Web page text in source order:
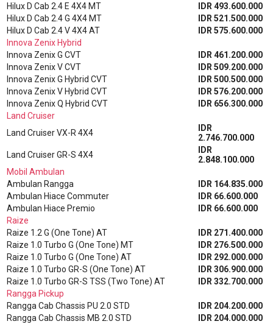
Hilux D Cab 2.4 E 4X4 MT
IDR 493.600.000
Hilux D Cab 2.4 G 4X4 MT
IDR 521.500.000
Hilux D Cab 2.4 V 4X4 AT
IDR 575.600.000
Innova Zenix Hybrid
Innova Zenix G CVT
IDR 461.200.000
Innova Zenix V CVT
IDR 509.200.000
Innova Zenix G Hybrid CVT
IDR 500.500.000
Innova Zenix V Hybrid CVT
IDR 576.200.000
Innova Zenix Q Hybrid CVT
IDR 656.300.000
Land Cruiser
Land Cruiser VX-R 4X4
IDR
2.746.700.000
Land Cruiser GR-S 4X4
IDR
2.848.100.000
Mobil Ambulan
Ambulan Rangga
IDR 164.835.000
Ambulan Hiace Commuter
IDR 66.600.000
Ambulan Hiace Premio
IDR 66.600.000
Raize
Raize 1.2 G (One Tone) AT
IDR 271.400.000
Raize 1.0 Turbo G (One Tone) MT
IDR 276.500.000
Raize 1.0 Turbo G (One Tone) AT
IDR 292.000.000
Raize 1.0 Turbo GR-S (One Tone) AT
IDR 306.900.000
Raize 1.0 Turbo GR-S TSS (Two Tone) AT
IDR 332.700.000
Rangga Pickup
Rangga Cab Chassis PU 2.0 STD
IDR 204.200.000
Rangga Cab Chassis MB 2.0 STD
IDR 204.000.000